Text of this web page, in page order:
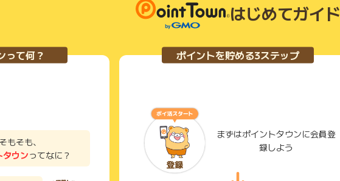
はじめてガイド
って何？
そもそも、
タウンってなに？
ポイントを貯める3ステップ
まずはポイントタウンに会員登
録しよう